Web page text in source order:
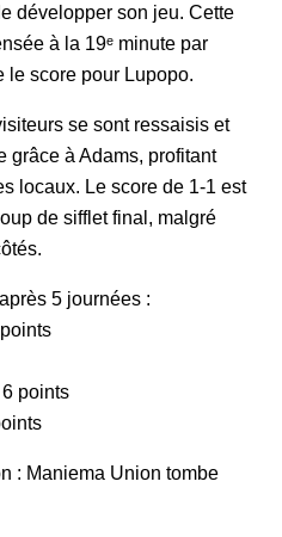
développer son jeu. Cette
à la 19ᵉ minute par
le score pour Lupopo.
se sont ressaisis et
grâce à Adams, profitant
locaux. Le score de 1-1 est
de sifflet final, malgré
5 journées :
points
: Maniema Union tombe